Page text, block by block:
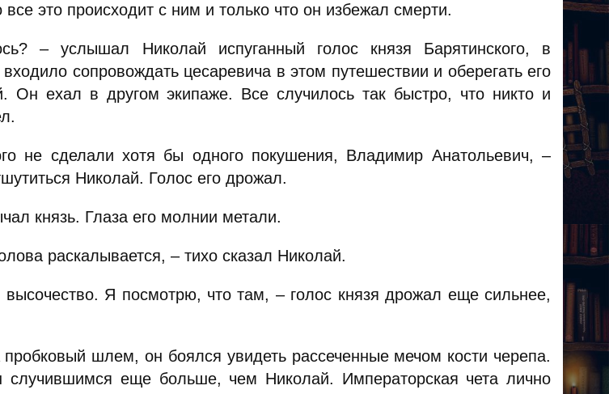
все это происходит с ним и только что он избежал смерти.
– услышал Николай испуганный голос князя Барятинского, в
входило сопровождать цесаревича в этом путешествии и оберегать его
Он ехал в другом экипаже. Все случилось так быстро, что никто и
не сделали хотя бы одного покушения, Владимир Анатольевич, –
Николай. Голос его дрожал.
князь. Глаза его молнии метали.
раскалывается, – тихо сказал Николай.
Я посмотрю, что там, – голос князя дрожал еще сильнее,
шлем, он боялся увидеть рассеченные мечом кости черепа.
еще больше, чем Николай. Императорская чета лично